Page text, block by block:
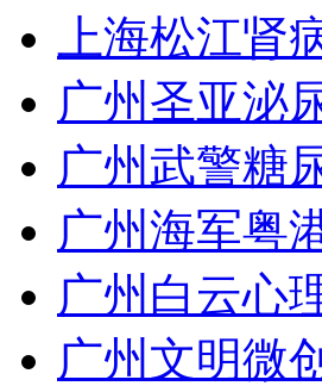
上海松江肾
广州圣亚泌
广州武警糖
广州海军粤
广州白云心
广州文明微